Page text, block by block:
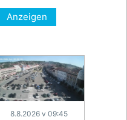
Anzeigen
8.8.2026 v 09:45